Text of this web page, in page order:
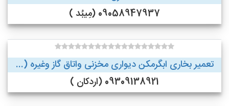
09058947937 (مِیبُد )
تعمیر بخاری ابگرمکن دیواری مخزنی واتاق گاز وغیره (...
09309138921 (اردکان )